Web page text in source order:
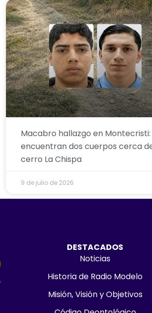
Macabro hallazgo en Montecristi:
encuentran dos cuerpos cerca
cerro La Chispa
9 de julio de 2026
DESTACADOS
Noticias
Historia de Radio Modelo
Misión, Visión y Objetivos